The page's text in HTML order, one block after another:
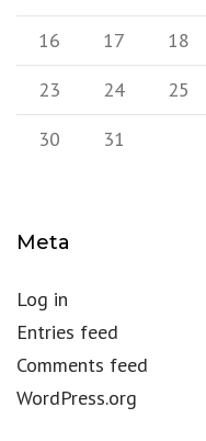
16
17 18
23
24 25
30
31
Meta
Log in
Entries feed
Comments feed
WordPress.org